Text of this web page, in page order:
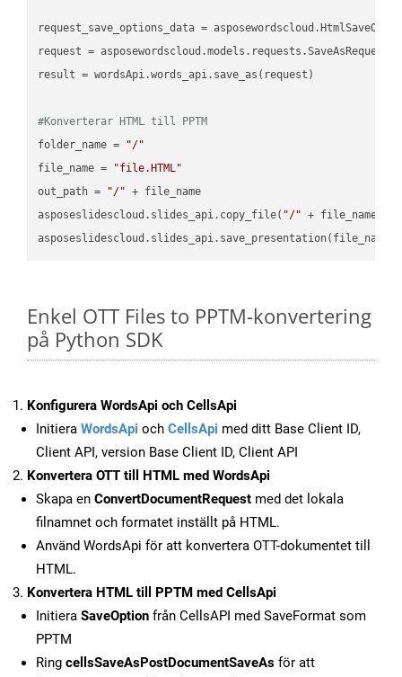
request_save_options_data =
request =
result = wordsApi.words_api.save_as(request)
#Konverterar HTML till PPTM
folder_name =
"/"
file_name =
"file.HTML"
out_path =
"/" + file_name
asposeslidescloud.slides_api.copy_file( "/" + file_name,
Enkel OTT Files to PPTM-konvertering
på Python SDK
Konfigurera WordsApi och CellsApi
Initiera WordsApi och CellsApi med ditt Base Client ID,
Client API, version Base Client ID, Client API
Konvertera OTT till HTML med WordsApi
Skapa en ConvertDocumentRequest med det lokala
filnamnet och formatet inställt på HTML.
Använd WordsApi för att konvertera OTT-dokumentet till
HTML.
Konvertera HTML till PPTM med CellsApi
Initiera SaveOption från CellsAPI med SaveFormat som
PPTM
Ring cellsSaveAsPostDocumentSaveAs för att